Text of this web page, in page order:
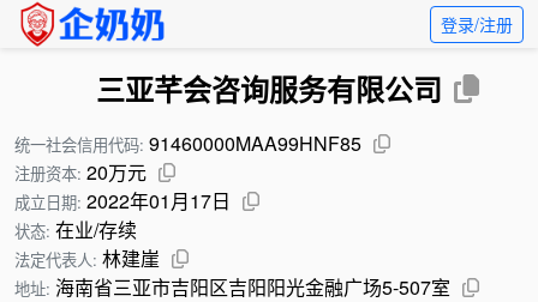
登录/注册
三亚芊会咨询服务有限公司
统一社会信用代码: 91460000MAA99HNF85
注册资本: 20万元
成立日期: 2022年01月17日
状态: 在业/存续
法定代表人: 林建崖
地址: 海南省三亚市吉阳区吉阳阳光金融广场5-507室